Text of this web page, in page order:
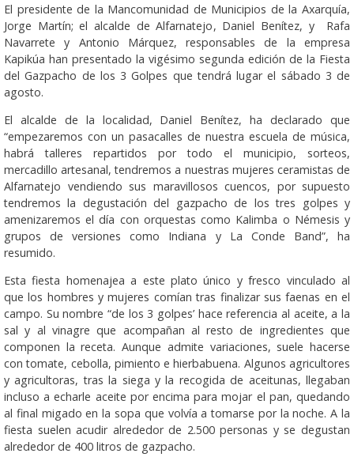
El presidente de la Mancomunidad de Municipios de la Axarquía,
Jorge Martín; el alcalde de Alfarnatejo, Daniel Benítez, y Rafa
Navarrete y Antonio Márquez, responsables de la empresa
Kapikúa han presentado la vigésimo segunda edición de la Fiesta
del Gazpacho de los 3 Golpes que tendrá lugar el sábado 3 de
agosto.
El alcalde de la localidad, Daniel Benítez, ha declarado que
“empezaremos con un pasacalles de nuestra escuela de música,
habrá talleres repartidos por todo el municipio, sorteos,
mercadillo artesanal, tendremos a nuestras mujeres ceramistas de
Alfarnatejo vendiendo sus maravillosos cuencos, por supuesto
tendremos la degustación del gazpacho de los tres golpes y
amenizaremos el día con orquestas como Kalimba o Némesis y
grupos de versiones como Indiana y La Conde Band”, ha
resumido.
Esta fiesta homenajea a este plato único y fresco vinculado al
que los hombres y mujeres comían tras finalizar sus faenas en el
campo. Su nombre “de los 3 golpes’ hace referencia al aceite, a la
sal y al vinagre que acompañan al resto de ingredientes que
componen la receta. Aunque admite variaciones, suele hacerse
con tomate, cebolla, pimiento e hierbabuena. Algunos agricultores
y agricultoras, tras la siega y la recogida de aceitunas, llegaban
incluso a echarle aceite por encima para mojar el pan, quedando
al final migado en la sopa que volvía a tomarse por la noche. A la
fiesta suelen acudir alrededor de 2.500 personas y se degustan
alrededor de 400 litros de gazpacho.